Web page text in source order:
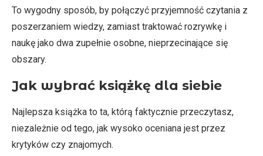
To wygodny sposób, by połączyć przyjemność czytania z
poszerzaniem wiedzy, zamiast traktować rozrywkę i
naukę jako dwa zupełnie osobne, nieprzecinające się
obszary.
Jak wybrać książkę dla siebie
Najlepsza książka to ta, którą faktycznie przeczytasz,
niezależnie od tego, jak wysoko oceniana jest przez
krytyków czy znajomych.